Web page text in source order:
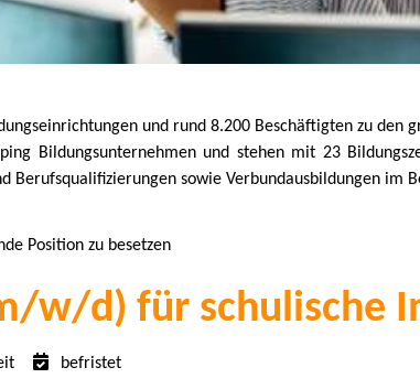
Position zu besetzen
w/d) für schulische
befristet
und rund 8.200 Beschäftigten zu
Bildungsunternehmen und stehen mit 23
Berufsqualifizierungen sowie Verbundausbildungen im